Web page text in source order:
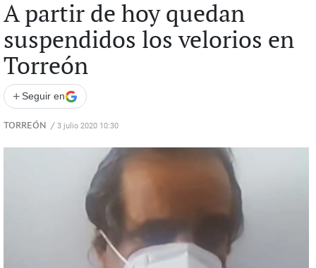
A partir de hoy quedan
suspendidos los velorios en
Torreón
+ Seguir en
TORREÓN / 3 julio 2020 10:30